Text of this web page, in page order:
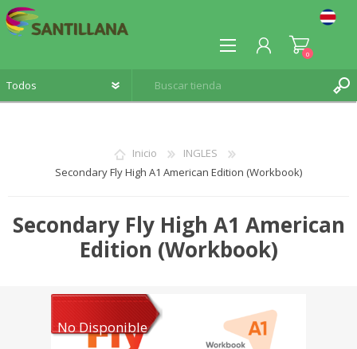
0
Inicio
INGLES
Secondary Fly High A1 American Edition (Workbook)
Secondary Fly High A1 American
Edition (Workbook)
No Disponible